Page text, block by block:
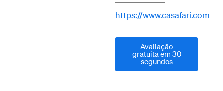
https://www.casafari.com
Avaliação
gratuita em 30
segundos